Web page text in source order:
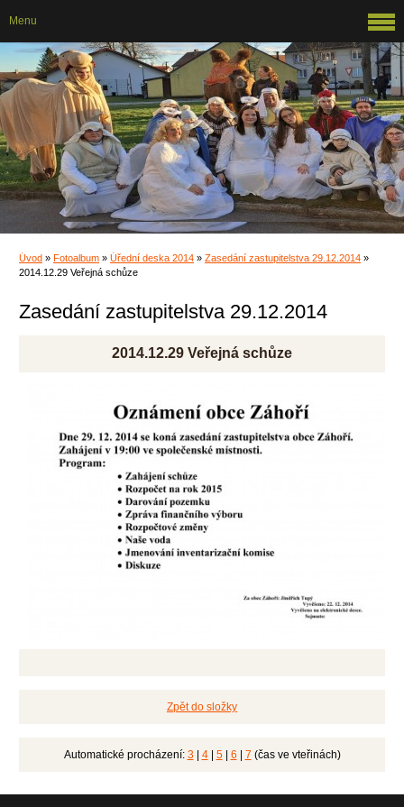
Úvod » Fotoalbum » Úřední deska 2014 » Zasedání zastupitelstva 29.12.2014 »
2014.12.29 Veřejná schůze
Zasedání zastupitelstva 29.12.2014
2014.12.29 Veřejná schůze
Zpět do složky
Automatické procházení: 3 | 4| 5| 6 | 7 (čas ve vteřinách)
Menu